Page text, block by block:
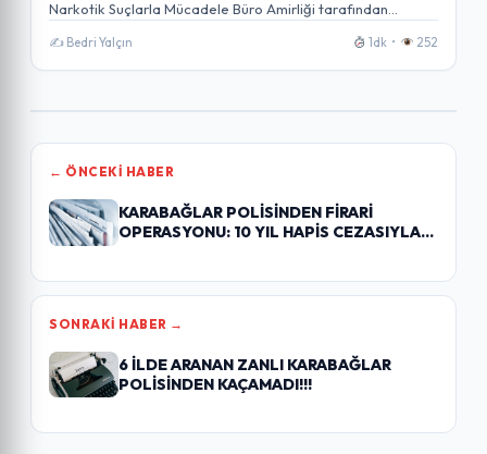
Narkotik Suçlarla Mücadele Büro Amirliği tarafından
✍️ Bedri Yalçın 1dk • 252
← ÖNCEKI HABER
KARABAĞLAR POLİSİNDEN FİRARİ
OPERASYONU: 10 YIL HAPİS CEZASIYLA
SONRAKI HABER →
6 İLDE ARANAN ZANLI KARABAĞLAR
POLİSİNDEN KAÇAMADI!!!